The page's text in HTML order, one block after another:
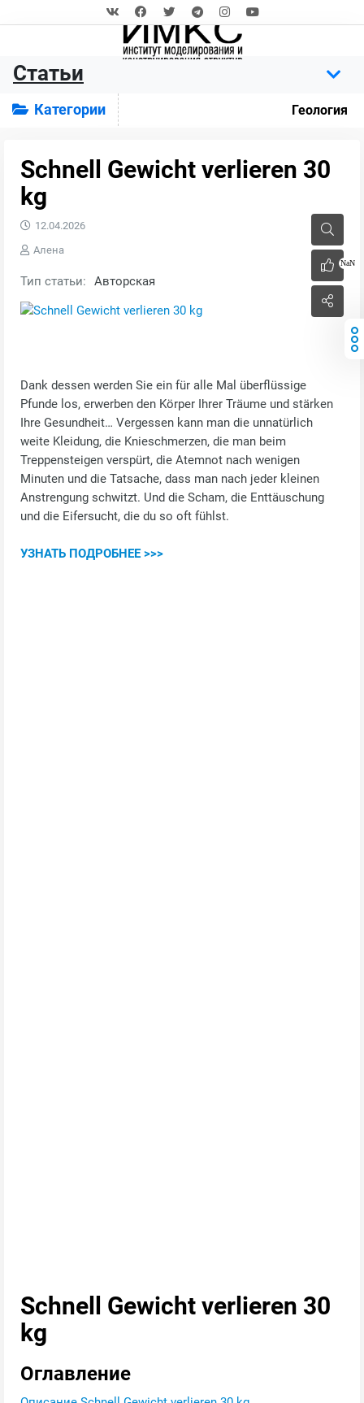
Статьи
Категории Геология
Schnell Gewicht verlieren 30
kg
NaN
12.04.2026
Алена
Тип статьи: Авторская
Dank dessen werden Sie ein für alle Mal überflüssige
Pfunde los, erwerben den Körper Ihrer Träume und stärken
Ihre Gesundheit… Vergessen kann man die unnatürlich
weite Kleidung, die Knieschmerzen, die man beim
Treppensteigen verspürt, die Atemnot nach wenigen
Minuten und die Tatsache, dass man nach jeder kleinen
Anstrengung schwitzt. Und die Scham, die Enttäuschung
und die Eifersucht, die du so oft fühlst.
УЗНАТЬ ПОДРОБНЕЕ >>>
Schnell Gewicht verlieren 30
kg
Оглавление